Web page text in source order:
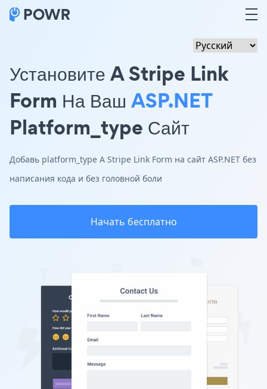
Установите A Stripe Link
Form На Ваш ASP.NET
Platform_type Сайт
Добавь platform_type A Stripe Link Form на сайт ASP.NET без
написания кода и без головной боли
Начать бесплатно